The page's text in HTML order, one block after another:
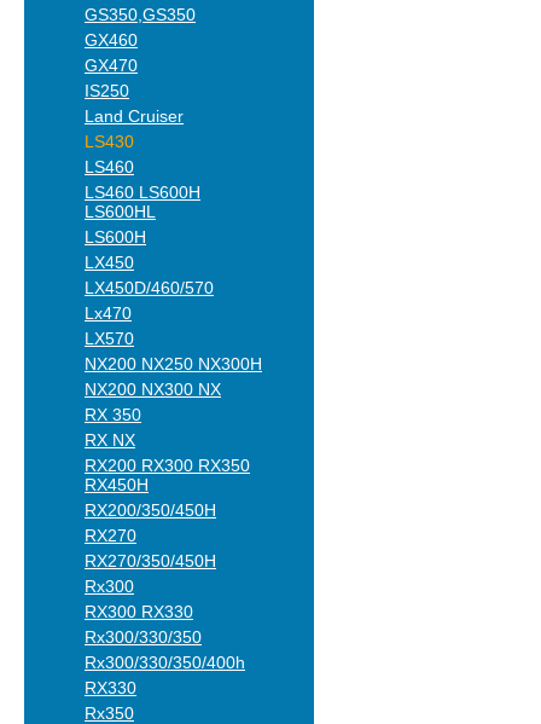
GS350,GS350
GX460
GX470
IS250
Land Cruiser
LS430
LS460
LS460 LS600H
LS600HL
LS600H
LX450
LX450D/460/570
Lx470
LX570
NX200 NX250 NX300H
NX200 NX300 NX
RX 350
RX NX
RX200 RX300 RX350
RX450H
RX200/350/450H
RX270
RX270/350/450H
Rx300
RX300 RX330
Rx300/330/350
Rx300/330/350/400h
RX330
Rx350